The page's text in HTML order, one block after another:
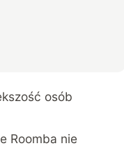
osób
Roomba nie